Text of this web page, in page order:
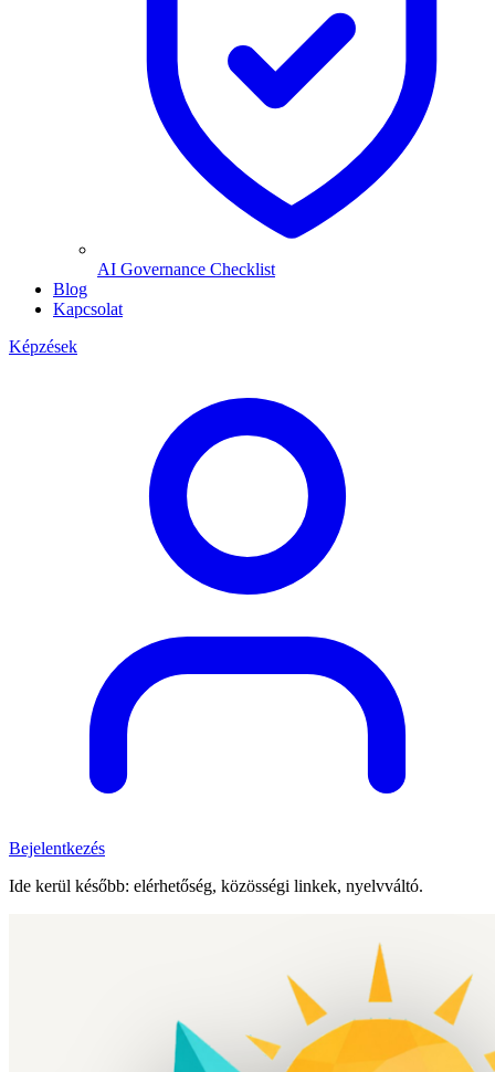
AI Governance Checklist
Blog
Kapcsolat
Képzések
Bejelentkezés
Ide kerül később: elérhetőség, közösségi linkek, nyelvváltó.